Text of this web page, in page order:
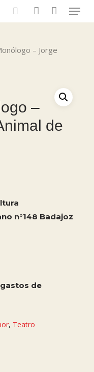
searchaccount
Menu
– Jorge
–
de
n°148 Badajoz
de
, Teatro